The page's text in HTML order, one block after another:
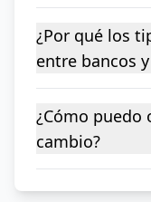
¿Por qué los
entre bancos
¿Cómo
cambio?